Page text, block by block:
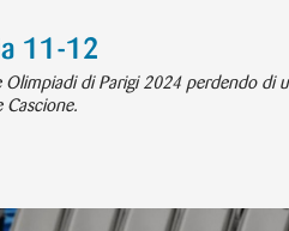
11-12
di Parigi 2024 perdendo di
Cascione.